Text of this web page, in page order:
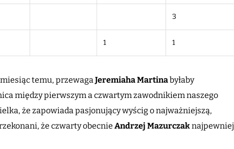
3
1 1
temu, przewagaJeremiaha Martinabyłaby
między pierwszym a czwartym zawodnikiem naszego
że zapowiada pasjonujący wyścig o najważniejszą,
że czwarty obecnie Andrzej Mazurczaknajpewniej